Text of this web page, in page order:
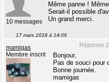
10 messages
Même panne !
Serait-il possible
Un grand merci.
17 mars 2018 à 14:09
Réponse
mamigas
Membre inscrit
Bonjour,
Pas de souci pour
Bonne journée.
mamigas